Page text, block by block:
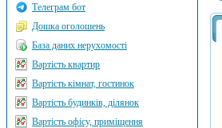
Телеграм бот
Дошка оголошень
База даних нерухомості
Вартість квартир
Вартість кімнат, гостинок
Вартість будинків, ділянок
Вартість офісу, приміщення